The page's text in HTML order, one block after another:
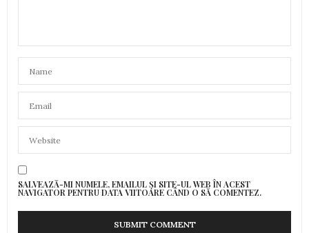
SALVEAZĂ-MI NUMELE, EMAILUL ȘI SITE-UL WEB ÎN ACEST
NAVIGATOR PENTRU DATA VIITOARE CÂND O SĂ COMENTEZ.